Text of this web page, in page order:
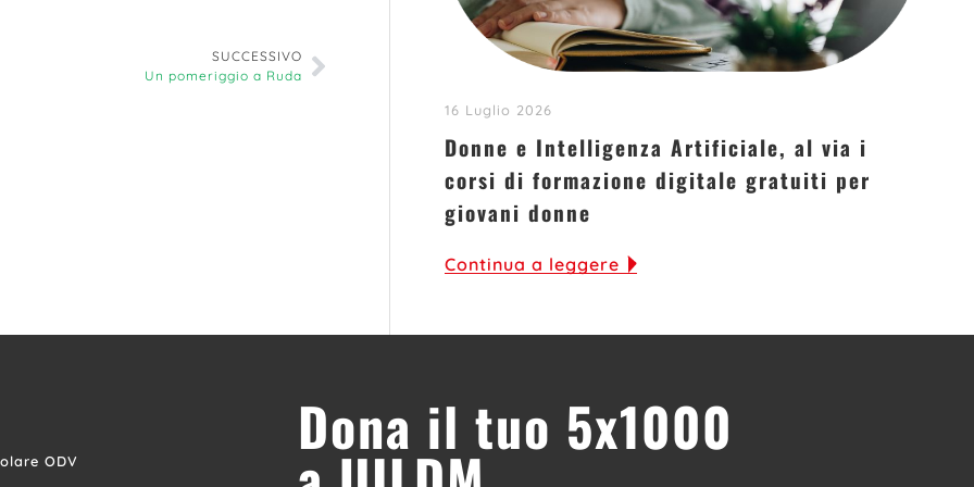
SUCCESSIVO
Un pomeriggio a Ruda
16 Luglio 2026
Donne e Intelligenza Artificiale, al via i
corsi di formazione digitale gratuiti per
giovani donne
Continua a leggere
ODV Dona il tuo 5x1000